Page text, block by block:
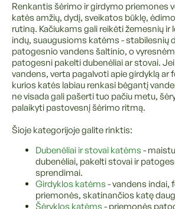
Renkantis šėrimo ir girdymo priemones
katės amžių, dydį, sveikatos būklę,
rutiną. Kačiukams gali reikėti žemesnių ir
indų, suaugusioms katėms - stabilesnių
patogesnio vandens šaltinio, o
patogesni pakelti dubenėliai ar stovai.
vandens, verta pagalvoti apie girdyklą ar
kurios katės labiau renkasi bėgantį
ne visada gali pašerti tuo pačiu metu,
palaikyti pastovesnį šėrimo ritmą.
Šioje kategorijoje galite rinktis:
Dubenėliai ir stovai katėms -
dubenėliai, pakelti stovai ir
sprendimai.
Girdyklos katėms - vandens indai,
priemonės, skatinančios katę
Šėryklos katėms - priemonės